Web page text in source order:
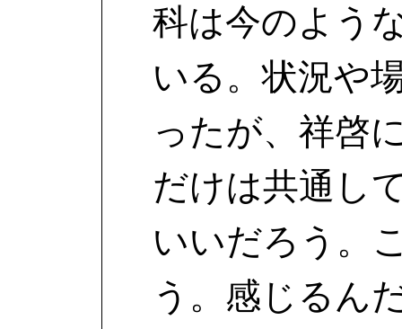
科は今のよう
いる。状況や
ったが、祥啓
だけは共通し
いいだろう。
う。感じるん